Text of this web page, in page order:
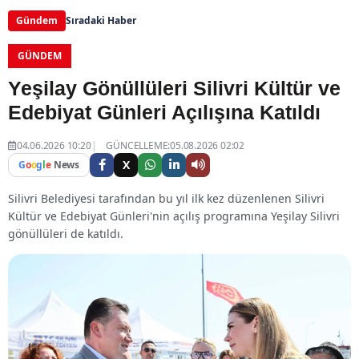
Gündem Sıradaki Haber
GÜNDEM
Yeşilay Gönüllüleri Silivri Kültür ve
Edebiyat Günleri Açılışına Katıldı
04.06.2026 10:20
GÜNCELLEME:05.08.2026 02:02
Google News X
Silivri Belediyesi tarafından bu yıl ilk kez düzenlenen Silivri
Kültür ve Edebiyat Günleri'nin açılış programına Yeşilay Silivri
gönüllüleri de katıldı.